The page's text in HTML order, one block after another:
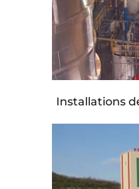
Installations